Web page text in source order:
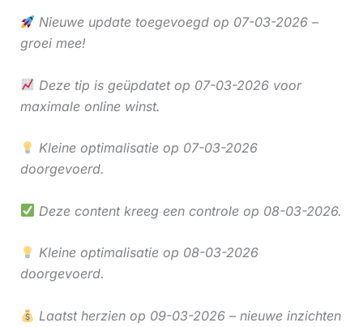
Nieuwe update toegevoegd op 07-03-2026 –
groei mee!
Deze tip is geüpdatet op 07-03-2026 voor
maximale online winst.
Kleine optimalisatie op 07-03-2026
doorgevoerd.
Deze content kreeg een controle op 08-03-2026.
Kleine optimalisatie op 08-03-2026
doorgevoerd.
Laatst herzien op 09-03-2026 – nieuwe inzichten